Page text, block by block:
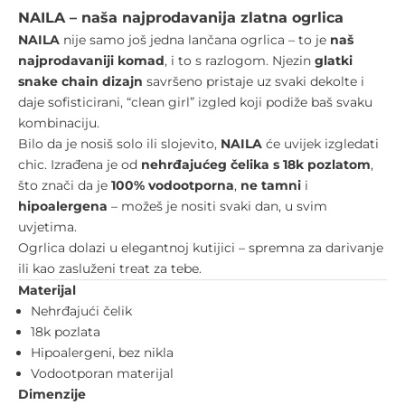
NAILA – naša najprodavanija zlatna ogrlica
NAILA nije samo još jedna lančana ogrlica – to je naš
najprodavaniji komad, i to s razlogom. Njezin glatki
snake chain dizajn savršeno pristaje uz svaki dekolte i
daje sofisticirani, “clean girl” izgled koji podiže baš svaku
kombinaciju.
Bilo da je nosiš solo ili slojevito, NAILA će uvijek izgledati
chic. Izrađena je od nehrđajućeg čelika s 18k pozlatom,
što znači da je 100% vodootporna, ne tamni i
hipoalergena – možeš je nositi svaki dan, u svim
uvjetima.
Ogrlica dolazi u elegantnoj kutijici – spremna za darivanje
ili kao zasluženi treat za tebe.
Materijal
Nehrđajući čelik
18k pozlata
Hipoalergeni, bez nikla
Vodootporan materijal
Dimenzije